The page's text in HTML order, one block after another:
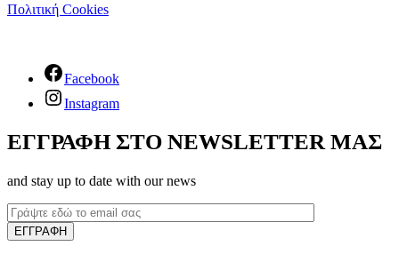
Πολιτική Cookies
Facebook
Instagram
ΕΓΓΡΑΦΗ ΣΤΟ NEWSLETTER ΜΑΣ
and stay up to date with our news